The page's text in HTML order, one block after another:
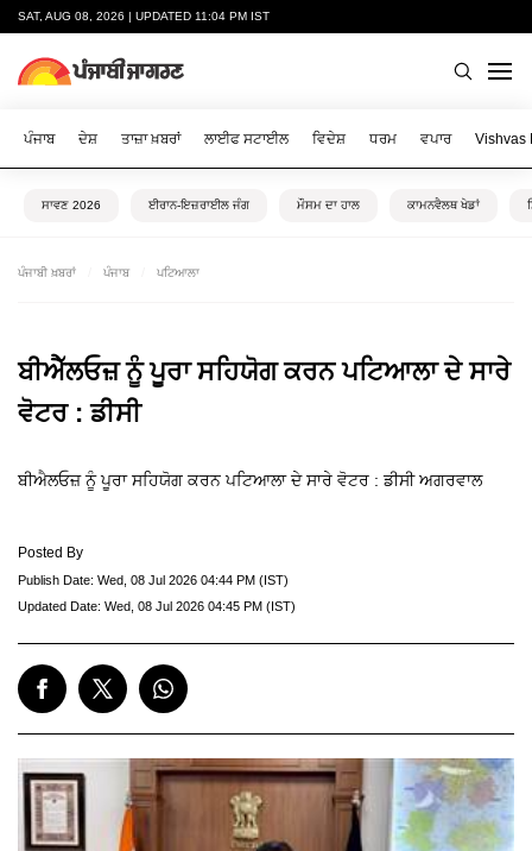
SAT, AUG 08, 2026 | UPDATED 11:04 PM IST
ਪੰਜਾਬ ਦੇਸ਼ ਤਾਜ਼ਾ ਖ਼ਬਰਾਂ ਲਾਈਫ ਸਟਾਈਲ ਵਿਦੇਸ਼ ਧਰਮ ਵਪਾਰ Vishvas
ਸਾਵਣ 2026 ਈਰਾਨ-ਇਜ਼ਰਾਈਲ ਜੰਗ ਮੌਸਮ ਦਾ ਹਾਲ ਕਾਮਨਵੈਲਥ ਖੇਡਾਂ
ਪੰਜਾਬੀ ਖ਼ਬਰਾਂ ਪੰਜਾਬ ਪਟਿਆਲਾ
ਬੀਐੱਲਓਜ਼ ਨੂੰ ਪੂਰਾ ਸਹਿਯੋਗ ਕਰਨ ਪਟਿਆਲਾ ਦੇ ਸਾਰੇ
ਵੋਟਰ : ਡੀਸੀ
ਬੀਐਲਓਜ਼ ਨੂੰ ਪੂਰਾ ਸਹਿਯੋਗ ਕਰਨ ਪਟਿਆਲਾ ਦੇ ਸਾਰੇ ਵੋਟਰ : ਡੀਸੀ ਅਗਰਵਾਲ
Posted By
Publish Date: Wed, 08 Jul 2026 04:44 PM (IST)
Updated Date: Wed, 08 Jul 2026 04:45 PM (IST)